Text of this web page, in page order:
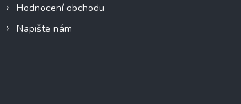
Hodnocení obchodu
Napište nám